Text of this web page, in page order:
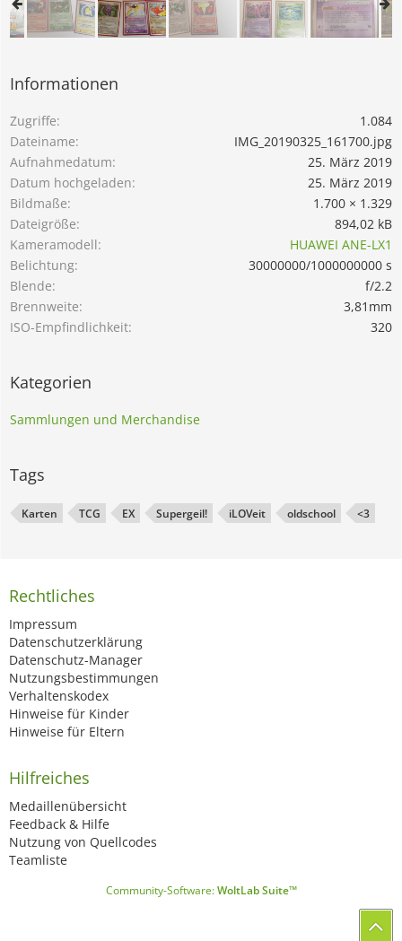
Informationen
Zugriffe
1.084
Dateiname
IMG_20190325_161700.jpg
Aufnahmedatum
25. März 2019
Datum hochgeladen
25. März 2019
Bildmaße
1.700 × 1.329
Dateigröße
894,02 kB
Kameramodell
HUAWEI ANE-LX1
Belichtung
30000000/1000000000 s
Blende
f/2.2
Brennweite
3,81mm
ISO-Empfindlichkeit
320
Kategorien
Sammlungen und Merchandise
Tags
Karten TCG EX Supergeil! iLOVeit oldschool <3
Rechtliches
Impressum
Datenschutzerklärung
Datenschutz-Manager
Nutzungsbestimmungen
Verhaltenskodex
Hinweise für Kinder
Hinweise für Eltern
Hilfreiches
Medaillenübersicht
Feedback & Hilfe
Nutzung von Quellcodes
Teamliste
Community-Software:WoltLab Suite™